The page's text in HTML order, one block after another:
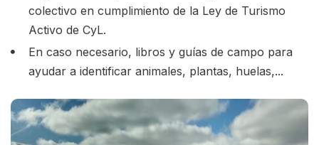
colectivo en cumplimiento de la Ley de Turismo
Activo de CyL.
En caso necesario, libros y guías de campo para
ayudar a identificar animales, plantas, huelas,...